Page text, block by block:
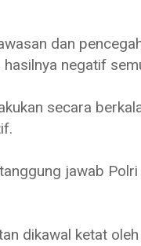
dan
negatif
secara
jawab
dikawal ketat